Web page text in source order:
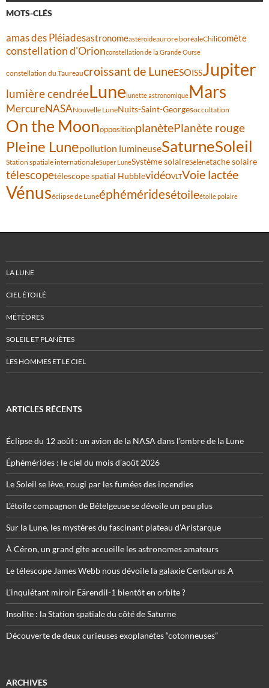
MOTS-CLÉS
amas des Pléiadesastronomeastéroïdeaurore boréaleChilicomète
constellation d'Orionconstellation de la Grande Ourse
constellation du Taureaucroissant de LuneESOISSJupiter
lumière cendréeLunelunette astronomiqueMars
MercureNASANouvelle LuneNuits-Saint-Georgesoccultation
On the MoonoppositionplanètePlanète rouge
Pleine Lunepollution lumineuseSaturneSoleil
Station spatiale internationaleSuper LuneSystème solaireSélénétache solaire
télescopetélescope spatial HubblevidéoVLTVoie lactée
Vénuséclipse de Luneéphéméridesétoileétoile polaire
LA LUNE
CIEL ÉTOILÉ
MÉTÉORES
SOLEIL ET PLANÈTES
LES HOMMES ET LE CIEL
ARTICLES RÉCENTS
Éclipse du 12 août : un avion de la NASA dans l’ombre de la Lune
Éphémérides : le ciel du mois d’août 2026
Le Soleil se lève, rougi par les fumées des incendies
L’étoile compagnon de Bételgeuse se dévoile un peu plus
Sur la Lune, les mystères du fascinant plateau d’Aristarque
À Céron, un grand gîte accueille les astronomes amateurs
Le télescope James Webb nous dévoile la galaxie Centaurus A
L’inquiétant miroir Eärendil-1 bientôt en orbite ?
Insolite : la Station spatiale du côté de Saturne
Découverte de deux curieuses exoplanètes “cotonneuses”
ARCHIVES